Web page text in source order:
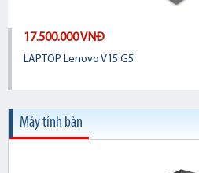
17.500.000 VNĐ
LAPTOP Lenovo V15 G5
Máy tính bàn